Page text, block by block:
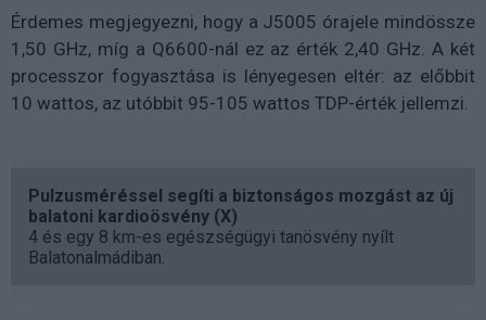
Érdemes megjegyezni, hogy a J5005 órajele mindössze
1,50 GHz, míg a Q6600-nál ez az érték 2,40 GHz. A két
processzor fogyasztása is lényegesen eltér: az előbbit
10 wattos, az utóbbit 95-105 wattos TDP-érték jellemzi.
Pulzusméréssel segíti a biztonságos mozgást az új
balatoni kardioösvény (X)
4 és egy 8 km-es egészségügyi tanösvény nyílt
Balatonalmádiban.